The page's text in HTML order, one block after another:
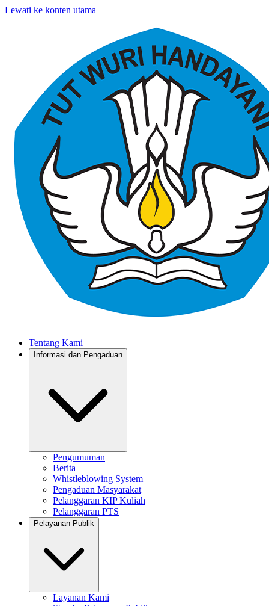
Lewati ke konten utama
Tentang Kami
Informasi dan Pengaduan
Pengumuman
Berita
Whistleblowing System
Pengaduan Masyarakat
Pelanggaran KIP Kuliah
Pelanggaran PTS
Pelayanan Publik
Layanan Kami